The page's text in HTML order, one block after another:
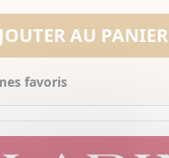
AU PANIER
favoris